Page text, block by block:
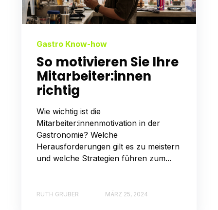
Gastro Know-how
So motivieren Sie Ihre
Mitarbeiter:innen
richtig
Wie wichtig ist die
Mitarbeiter:innenmotivation in der
Gastronomie? Welche
Herausforderungen gilt es zu meistern
und welche Strategien führen zum...
RUTH GRUBER MÄRZ 25, 2024